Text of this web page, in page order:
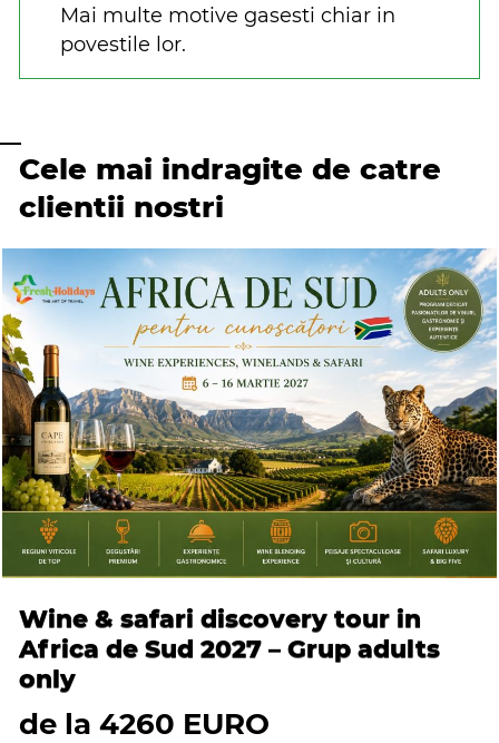
Mai multe motive gasesti chiar in
povestile lor.
Cele mai indragite de catre
clientii nostri
Wine & safari discovery tour in
Africa de Sud 2027 – Grup adults
only
de la 4260 EURO